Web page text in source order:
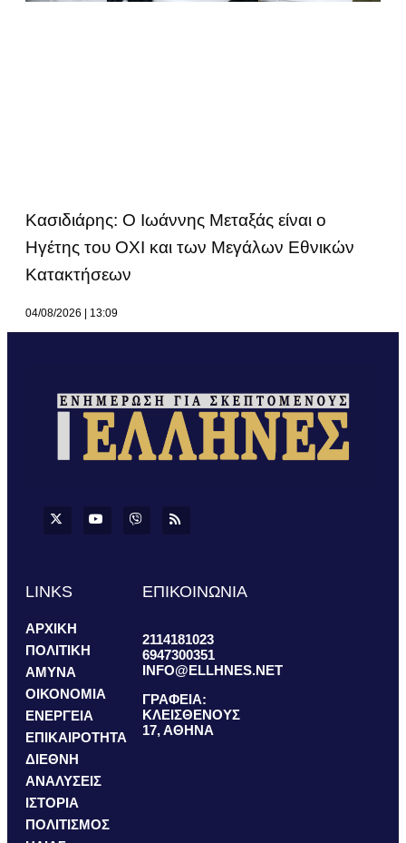
Κασιδιάρης: Ο Ιωάννης Μεταξάς είναι ο
Ηγέτης του ΟΧΙ και των Μεγάλων Εθνικών
Κατακτήσεων
04/08/2026 13:09
LINKS
ΑΡΧΙΚΗ
ΠΟΛΙΤΙΚΗ
ΑΜΥΝΑ
ΟΙΚΟΝΟΜΙΑ
ΕΝΕΡΓΕΙΑ
ΕΠΙΚΑΙΡΟΤΗΤΑ
ΔΙΕΘΝΗ
ΑΝΑΛΥΣΕΙΣ
ΙΣΤΟΡΙΑ
ΠΟΛΙΤΙΣΜΟΣ
ΕΠΙΚΟΙΝΩΝΙΑ
2114181023
6947300351
INFO@ELLHNES.NET
ΓΡΑΦΕΙΑ:
ΚΛΕΙΣΘΕΝΟΥΣ
17, ΑΘΗΝΑ